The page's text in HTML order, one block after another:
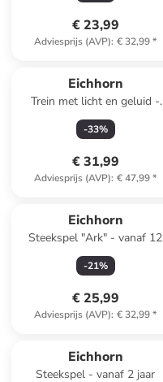
€ 23,99
Adviesprijs (AVP): € 32,99*
Eichhorn
Trein met licht en geluid -
vanaf 12 maanden
-33%
€ 31,99
Adviesprijs (AVP): € 47,99*
Eichhorn
Steekspel "Ark" - vanaf 12
maanden
-21%
€ 25,99
Adviesprijs (AVP): € 32,99*
Eichhorn
Steekspel - vanaf 2 jaar